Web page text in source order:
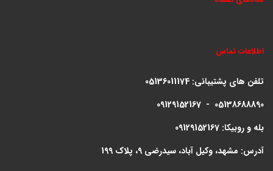
اطلاعات تماس
تلفن های پشتیبانی: 05136011174
09129152167 - 05138688890
بله و روبیکا: 09129152167
آدرس: مشهد، وکیل آباد، سیدرضی 9، پلاک 199